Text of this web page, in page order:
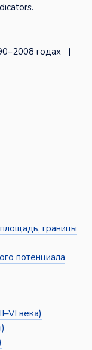
годах |
границы
потенциала
века)